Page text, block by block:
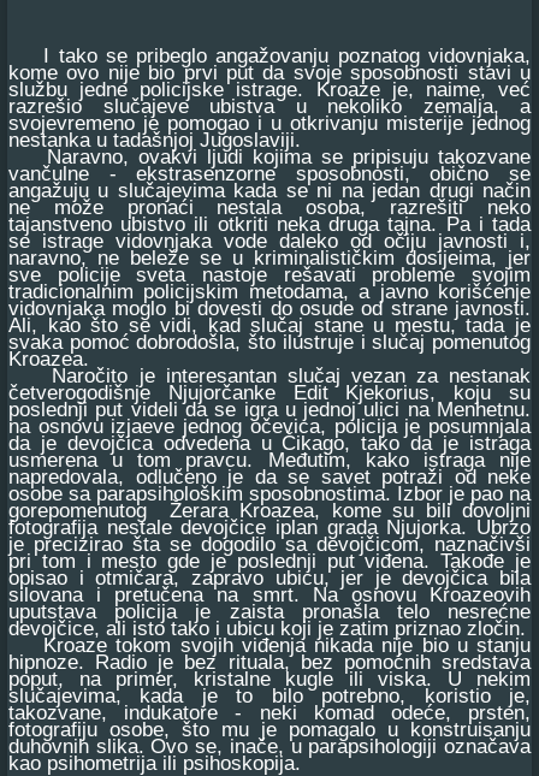
I tako se pribeglo angažovanju poznatog vidovnjaka,
kome ovo nije bio prvi put da svoje sposobnosti stavi u
službu jedne policijske istrage. Kroaze je, naime, već
razrešio slučajeve ubistva u nekoliko zemalja, a
svojevremeno je pomogao i u otkrivanju misterije jednog
nestanka u tadašnjoj Jugoslaviji.
Naravno, ovakvi ljudi kojima se pripisuju takozvane
vančulne - ekstrasenzorne sposobnosti, obično se
angažuju u slučajevima kada se ni na jedan drugi način
ne može pronaći nestala osoba, razrešiti neko
tajanstveno ubistvo ili otkriti neka druga tajna. Pa i tada
se istrage vidovnjaka vode daleko od očiju javnosti i,
naravno, ne beleže se u kriminalističkim dosijeima, jer
sve policije sveta nastoje rešavati probleme svojim
tradicionalnim policijskim metodama, a javno korišćenje
vidovnjaka moglo bi dovesti do osude od strane javnosti.
Ali, kao što se vidi, kad slučaj stane u mestu, tada je
svaka pomoć dobrodošla, što ilustruje i slučaj pomenutog
Kroazea.
Naročito je interesantan slučaj vezan za nestanak
četverogodišnje Njujorčanke Edit Kjekorius, koju su
poslednji put videli da se igra u jednoj ulici na Menhetnu.
na osnovu izjaeve jednog očevica, policija je posumnjala
da je devojčica odvedena u Čikago, tako da je istraga
usmerena u tom pravcu. Međutim, kako istraga nije
napredovala, odlučeno je da se savet potraži od neke
osobe sa parapsihološkim sposobnostima. Izbor je pao na
gorepomenutog Žerara Kroazea, kome su bili dovoljni
fotografija nestale devojčice iplan grada Njujorka. Ubrzo
je precizirao šta se dogodilo sa devojčicom, naznačivši
pri tom i mesto gde je poslednji put viđena. Takođe je
opisao i otmičara, zapravo ubicu, jer je devojčica bila
silovana i pretučena na smrt. Na osnovu Kroazeovih
uputstava policija je zaista pronašla telo nesrećne
devojčice, ali isto tako i ubicu koji je zatim priznao zločin.
Kroaze tokom svojih viđenja nikada nije bio u stanju
hipnoze. Radio je bez rituala, bez pomoćnih sredstava
poput, na primer, kristalne kugle ili viska. U nekim
slučajevima, kada je to bilo potrebno, koristio je,
takozvane, indukatore - neki komad odeće, prsten,
fotografiju osobe, što mu je pomagalo u konstruisanju
duhovnih slika. Ovo se, inače, u parapsihologiji označava
kao psihometrija ili psihoskopija.